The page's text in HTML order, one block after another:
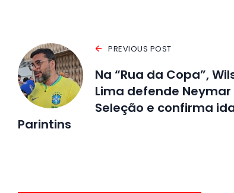
PREVIOUS POST
Na “Rua da Copa”,
Lima defende Neymar
Seleção e confirma
Parintins